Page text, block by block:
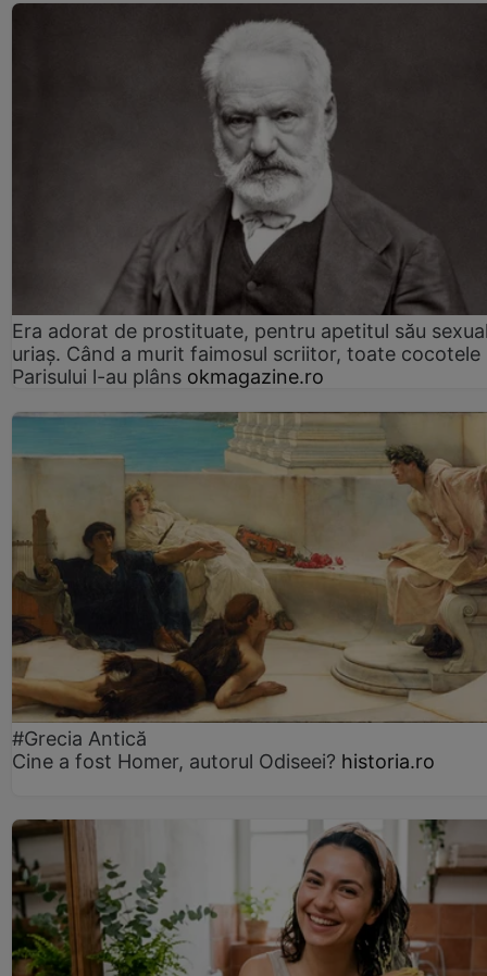
Era adorat de prostituate, pentru apetitul său
uriaș. Când a murit faimosul scriitor, toate cocotele
Parisului l-au plâns okmagazine.ro
#Grecia Antică
Cine a fost Homer, autorul Odiseei? historia.ro